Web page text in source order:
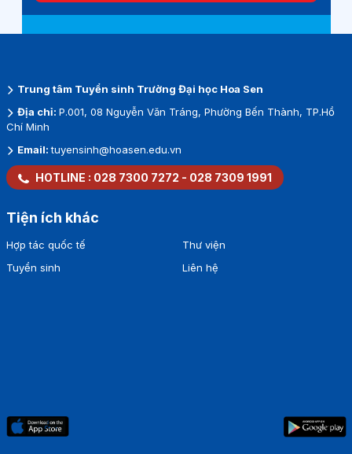
Trung tâm Tuyển sinh Trường Đại học Hoa Sen
Địa chỉ: P.001, 08 Nguyễn Văn Tráng, Phường Bến Thành, TP.Hồ
Chí Minh
Email:tuyensinh@hoasen.edu.vn
HOTLINE : 028 7300 7272 - 028 7309 1991
Tiện ích khác
Hợp tác quốc tế
Tuyển sinh
Thư viện
Liên hệ